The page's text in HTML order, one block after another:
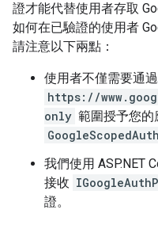
證才能代替使用者存取
如何在已驗證的使用者
請注意以下兩點：
使用者不僅需要通
https://
only 範圍授予您的
我們使用 ASP.NET
接收
證。